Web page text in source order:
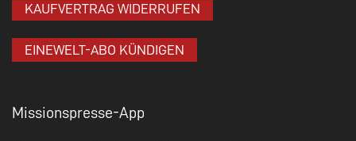
KAUFVERTRAG WIDERRUFEN
EINEWELT-ABO KÜNDIGEN
Missionspresse-App